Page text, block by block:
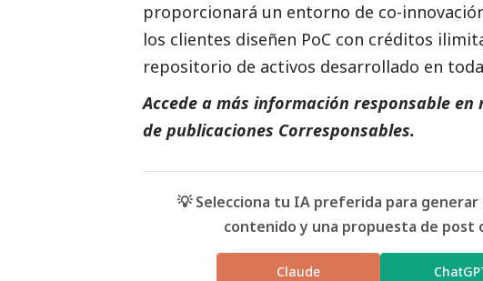
proporcionará un entorno de co-
los clientes diseñen PoC con créditos
repositorio de activos desarrollado en
Accede a más información responsable
de publicaciones Corresponsables.
💡 Selecciona tu IA preferida para
contenido y una propuesta de post
Claude